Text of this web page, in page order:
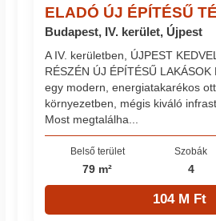
ELADÓ ÚJ ÉPÍTÉSŰ
Budapest, IV. kerület, Újpest
A IV. kerületben, ÚJPEST
RÉSZÉN ÚJ ÉPÍTÉSŰ
egy modern, energiatakarékos
környezetben, mégis kiváló
Most megtalálha...
Belső terület
79 m²
Szobák
4
104 M Ft